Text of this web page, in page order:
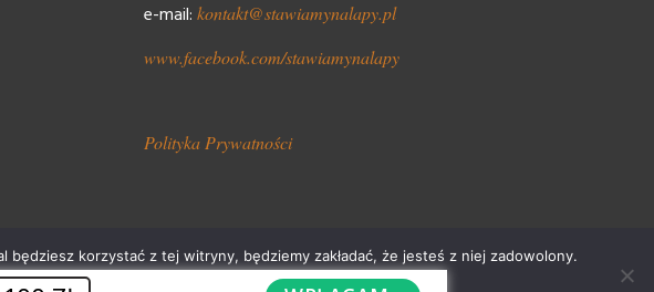
e-mail: kontakt@stawiamynalapy.pl
www.facebook.com/stawiamynalapy
Polityka Prywatności
korzystać z tej witryny, będziemy zakładać, że jesteś z niej zadowolony.